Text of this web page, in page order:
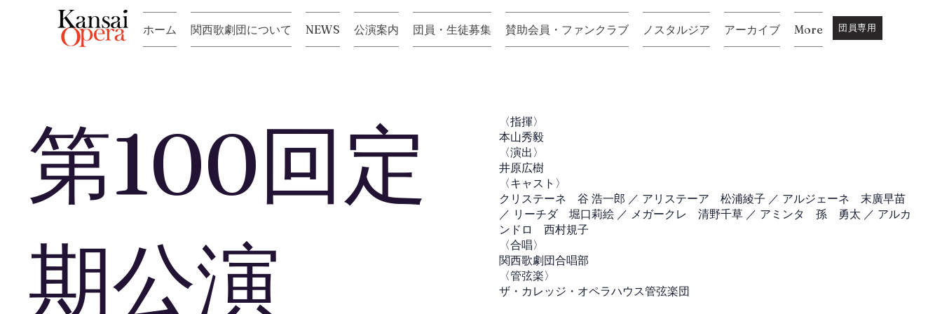
ホーム 関西歌劇団について NEWS 公演案内 団員・生徒募集 賛助会員・ファンクラブ ノスタルジア アーカイブ More 団員専用
第100回定
期公演
〈指揮〉
本山秀毅
〈演出〉
井原広樹
〈キャスト〉
クリステーネ 谷 浩一郎 ／ アリステーア 松浦綾子 ／ アルジェーネ 末廣早苗
／ リーチダ 堀口莉絵 ／ メガークレ 清野千草 ／ アミンタ 孫 勇太 ／ アルカ
ンドロ 西村規子
〈合唱〉
関西歌劇団合唱部
〈管弦楽〉
ザ・カレッジ・オペラハウス管弦楽団